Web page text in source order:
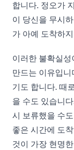
합니다. 정오가
이 당신을 무시
가 아예 도착하
이러한 불확실성
만드는 이유입
기도 합니다. 때
을 수도 있습니
시 보류했을 수
좋은 시간에 도
것이 가장 현명